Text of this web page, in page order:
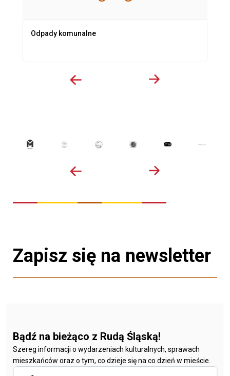
Odpady komunalne
Zapisz się na newsletter
Bądź na bieżąco z Rudą Śląską!
Szereg informacji o wydarzeniach kulturalnych, sprawach
mieszkańców oraz o tym, co dzieje się na co dzień w mieście.